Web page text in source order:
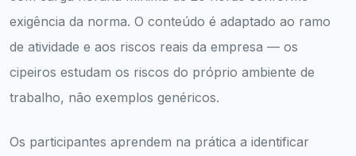
exigência da norma. O conteúdo é adaptado ao ramo
de atividade e aos riscos reais da empresa — os
cipeiros estudam os riscos do próprio ambiente de
trabalho, não exemplos genéricos.
Os participantes aprendem na prática a identificar